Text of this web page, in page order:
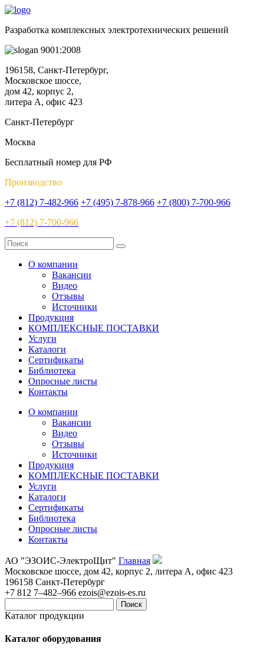
Разработка комплексных электротехнических решений
9001:2008
196158, Санкт-Петербург,
Московское шоссе,
дом 42, корпус 2,
литера А, офис 423
Санкт-Петербург
Москва
Бесплатный номер для РФ
Производство
+7 (812) 7-482-966 +7 (495) 7-878-966 +7 (800) 7-700-966
+7 (812) 7-700-966
О компании
Вакансии
Видео
Отзывы
Источники
Продукция
КОМПЛЕКСНЫЕ ПОСТАВКИ
Услуги
Каталоги
Сертификаты
Библиотека
Опросные листы
Контакты
О компании
Вакансии
Видео
Отзывы
Источники
Продукция
КОМПЛЕКСНЫЕ ПОСТАВКИ
Услуги
Каталоги
Сертификаты
Библиотека
Опросные листы
Контакты
АО "ЭЗОИС-ЭлектроЩит" Главная
Московское шоссе, дом 42, корпус 2, литера А, офис 423
196158 Санкт-Петербург
+7 812 7–482–966 ezois@ezois-es.ru
Поиск
Каталог продукции
Каталог оборудования